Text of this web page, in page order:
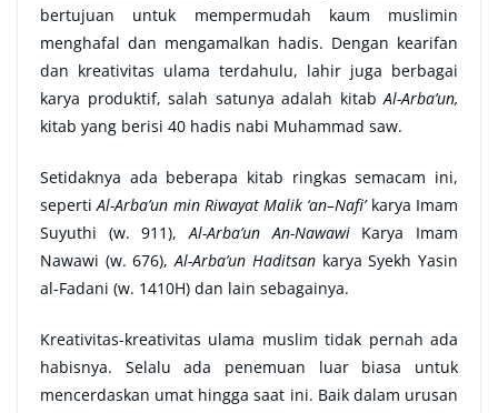
bertujuan untuk mempermudah kaum muslimin
menghafal dan mengamalkan hadis. Dengan kearifan
dan kreativitas ulama terdahulu, lahir juga berbagai
karya produktif, salah satunya adalah kitabAl-Arba’un,
kitab yang berisi 40 hadis nabi Muhammad saw.
Setidaknya ada beberapa kitab ringkas semacam ini,
sepertiAl-Arba’un min Riwayat Malik ‘an–Nafi’karya Imam
Suyuthi (w. 911),Al-Arba’un An-Nawawi Karya Imam
Nawawi (w. 676),Al-Arba’un Haditsan karya Syekh Yasin
al-Fadani (w. 1410H) dan lain sebagainya.
Kreativitas-kreativitas ulama muslim tidak pernah ada
habisnya. Selalu ada penemuan luar biasa untuk
mencerdaskan umat hingga saat ini. Baik dalam urusan